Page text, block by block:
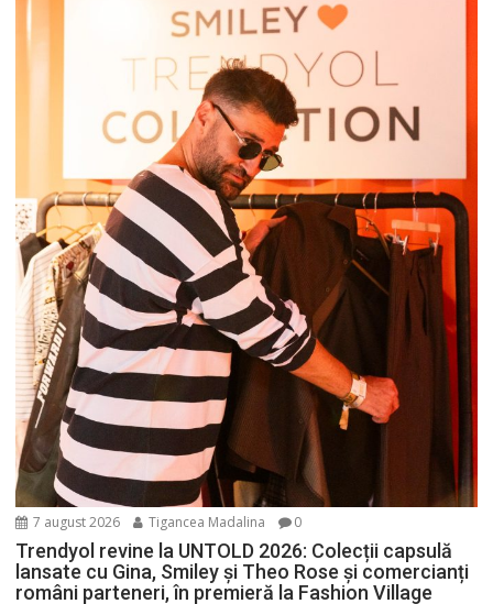
7 august 2026 Tigancea Madalina 0
Trendyol revine la UNTOLD 2026: Colecții capsulă
lansate cu Gina, Smiley și Theo Rose și comercianți
români parteneri, în premieră la Fashion Village